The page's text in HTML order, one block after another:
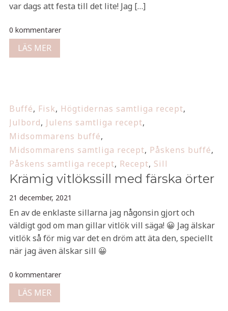
var dags att festa till det lite! Jag […]
0 kommentarer
LÄS MER
Buffé, Fisk, Högtidernas samtliga recept,
Julbord, Julens samtliga recept,
Midsommarens buffé,
Midsommarens samtliga recept, Påskens buffé,
Påskens samtliga recept, Recept, Sill
Krämig vitlökssill med färska örter
21 december, 2021
En av de enklaste sillarna jag någonsin gjort och
väldigt god om man gillar vitlök vill säga! 😀 Jag älskar
vitlök så för mig var det en dröm att äta den, speciellt
när jag även älskar sill 😀
0 kommentarer
LÄS MER